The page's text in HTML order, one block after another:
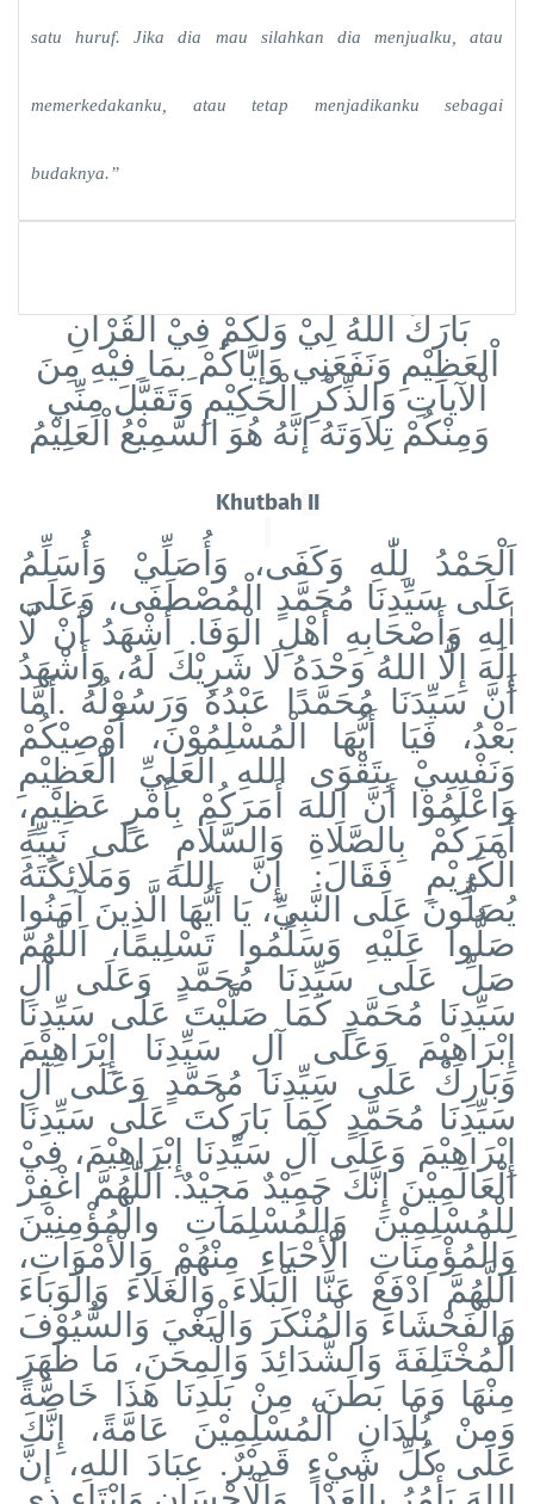
satu huruf. Jika dia mau silahkan dia menjualku, atau
memerkedakanku, atau tetap menjadikanku sebagai
budaknya.”
بَارَكَ اللهُ لِيْ وَلَكُمْ فِيْ اْلقُرْآنِ
اْلعَظِيْمِ وَنَفَعَنِي وَإيَّاكُمْ ِبمَا ِفيْهِ مِنَ
اْلآياَتِ وَالذِّكْرِ الْحَكِيْمِ وَتَقَبَّلَ مِنِّي
وَمِنْكُمْ تِلاَوَتَهُ إنَّهُ هُوَ السَّمِيْعُ اْلعَلِيْمُ
Khutbah II
اَلْحَمْدُ لِلّٰهِ وَكَفَى، وَأُصَلِّيْ وَأُسَلِّمُ
عَلَى سَيِّدِنَا مُحَمَّدٍ الْمُصْطَفَى، وَعَلَى
اٰلِهِ وَأَصْحَابِهِ أَهْلِ الْوَفَا. أَشْهَدُ أَنْ لَّا
إِلٰهَ إِلَّا اللهُ وَحْدَهُ لَا شَرِيْكَ لَهُ، وَأَشْهَدُ
أَنَّ سَيِّدَنَا مُحَمَّدًا عَبْدُهُ وَرَسُوْلُهُ .أَمَّا
بَعْدُ، فَيَا أَيُّهَا الْمُسْلِمُوْنَ، أُوْصِيْكُمْ
وَنَفْسِيْ بِتَقْوَى اللهِ الْعَلِيِّ الْعَظِيْمِ
وَاعْلَمُوْا أَنَّ اللهَ أَمَرَكُمْ بِأَمْرٍ عَظِيْمٍ،
أَمَرَكُمْ بِالصَّلَاةِ وَالسَّلَامِ عَلَى نَبِيِّهِ
الْكَرِيْمِ فَقَالَ: إِنَّ اللهَ وَمَلَائِكَتَهُ
يُصَلُّونَ عَلَى النَّبِيِّ، يَا أَيُّهَا الَّذِينَ آمَنُوا
صَلُّوا عَلَيْهِ وَسَلِّمُوا تَسْلِيمًا، اَللّٰهُمَّ
صَلِّ عَلَى سَيِّدِنَا مُحَمَّدٍ وَعَلَى آلِ
سَيِّدِنَا مُحَمَّدٍ كَمَا صَلَّيْتَ عَلَى سَيِّدِنَا
إِبْرَاهِيْمَ وَعَلَى آلِ سَيِّدِنَا إِبْرَاهِيْمَ
وَبَارِكْ عَلَى سَيِّدِنَا مُحَمَّدٍ وَعَلَى آلِ
سَيِّدِنَا مُحَمَّدٍ كَمَا بَارَكْتَ عَلَى سَيِّدِنَا
إِبْرَاهِيْمَ وَعَلَى آلِ سَيِّدِنَا إِبْرَاهِيْمَ، فِيْ
الْعَالَمِيْنَ إِنَّكَ حَمِيْدٌ مَجِيْدٌ. اَللّٰهُمَّ اغْفِرْ
لِلْمُسْلِمِيْنَ وَالْمُسْلِمَاتِ والْمُؤْمِنِيْنَ
وَالْمُؤْمِنَاتِ الْأَحْيَاءِ مِنْهُمْ وَالْأَمْوَاتِ،
اَللَّهُمَّ ادْفَعْ عَنَّا الْبَلَاءَ وَالْغَلَاءَ وَالْوَبَاءَ
وَالْفَحْشَاءَ وَالْمُنْكَرَ وَالْبَغْيَ وَالسُّيُوْفَ
الْمُخْتَلِفَةَ وَالشَّدَائِدَ وَالْمِحَنَ، مَا ظَهَرَ
مِنْهَا وَمَا بَطَنَ، مِنْ بَلَدِنَا هَذَا خَاصَّةً
وَمِنْ بُلْدَانِ الْمُسْلِمِيْنَ عَامَّةً، إِنَّكَ
عَلَى كُلِّ شَيْءٍ قَدِيْرٌ. عِبَادَ اللهِ، إنَّ